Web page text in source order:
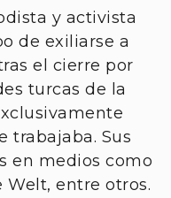
y activista
de exiliarse a
el cierre por
turcas de la
trabajaba. Sus
en medios como
Welt, entre otros.